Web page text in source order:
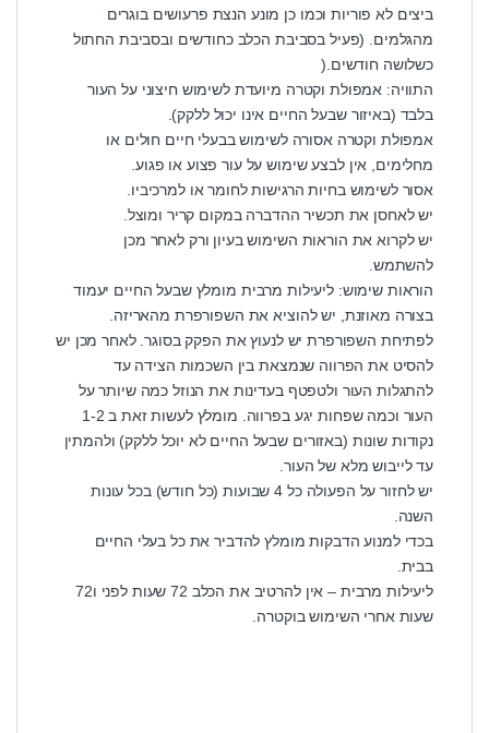
ביצים לא פוריות וכמו כן מונע הנצת פרעושים בוגרים
מהגלמים. (פעיל בסביבת הכלב כחודשים ובסביבת החתול
כשלושה חודשים.(
התוויה: אמפולת וקטרה מיועדת לשימוש חיצוני על העור
בלבד (באיזור שבעל החיים אינו יכול ללקק).
אמפולת וקטרה אסורה לשימוש בבעלי חיים חולים או
מחלימים, אין לבצע שימוש על עור פצוע או פגוע.
אסור לשימוש בחיות הרגישות לחומר או למרכיביו.
יש לאחסן את תכשיר ההדברה במקום קריר ומוצל.
יש לקרוא את הוראות השימוש בעיון ורק לאחר מכן
להשתמש.
הוראות שימוש: ליעילות מרבית מומלץ שבעל החיים יעמוד
בצורה מאוזנת, יש להוציא את השפורפרת מהאריזה.
לפתיחת השפורפרת יש לנעוץ את הפקק בסוגר. לאחר מכן יש
להסיט את הפרווה שנמצאת בין השכמות הצידה עד
להתגלות העור ולטפטף בעדינות את הנוזל כמה שיותר על
העור וכמה שפחות יגע בפרווה. מומלץ לעשות זאת ב 1-2
נקודות שונות (באזורים שבעל החיים לא יוכל ללקק) ולהמתין
עד לייבוש מלא של העור.
יש לחזור על הפעולה כל 4 שבועות (כל חודש) בכל עונות
השנה.
בכדי למנוע הדבקות מומלץ להדביר את כל בעלי החיים
בבית.
ליעילות מרבית – אין להרטיב את הכלב 72 שעות לפני ו72
שעות אחרי השימוש בוקטרה.